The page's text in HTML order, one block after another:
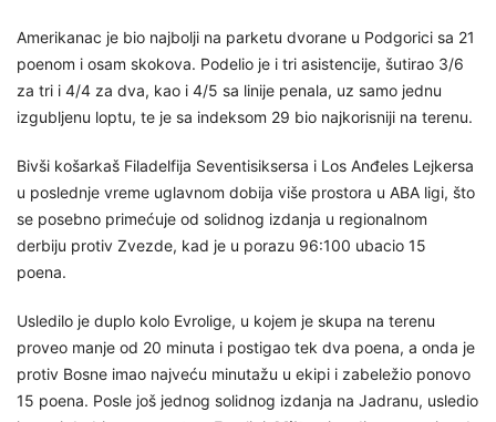
Amerikanac je bio najbolji na parketu dvorane u Podgorici sa 21
poenom i osam skokova. Podelio je i tri asistencije, šutirao 3/6
za tri i 4/4 za dva, kao i 4/5 sa linije penala, uz samo jednu
izgubljenu loptu, te je sa indeksom 29 bio najkorisniji na terenu.
Bivši košarkaš Filadelfija Seventisiksersa i Los Anđeles Lejkersa
u poslednje vreme uglavnom dobija više prostora u ABA ligi, što
se posebno primećuje od solidnog izdanja u regionalnom
derbiju protiv Zvezde, kad je u porazu 96:100 ubacio 15
poena.
Usledilo je duplo kolo Evrolige, u kojem je skupa na terenu
proveo manje od 20 minuta i postigao tek dva poena, a onda je
protiv Bosne imao najveću minutažu u ekipi i zabeležio ponovo
15 poena. Posle još jednog solidnog izdanja na Jadranu, usledio